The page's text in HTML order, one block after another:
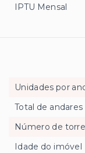
IPTU Mensal
Unidades por
Total de andares
Número de
Idade do imóvel